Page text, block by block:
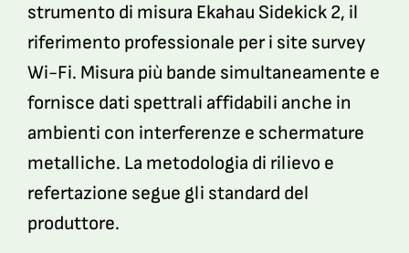
strumento di misura Ekahau Sidekick 2, il
riferimento professionale per i site survey
Wi-Fi. Misura più bande simultaneamente e
fornisce dati spettrali affidabili anche in
ambienti con interferenze e schermature
metalliche. La metodologia di rilievo e
refertazione segue gli standard del
produttore.